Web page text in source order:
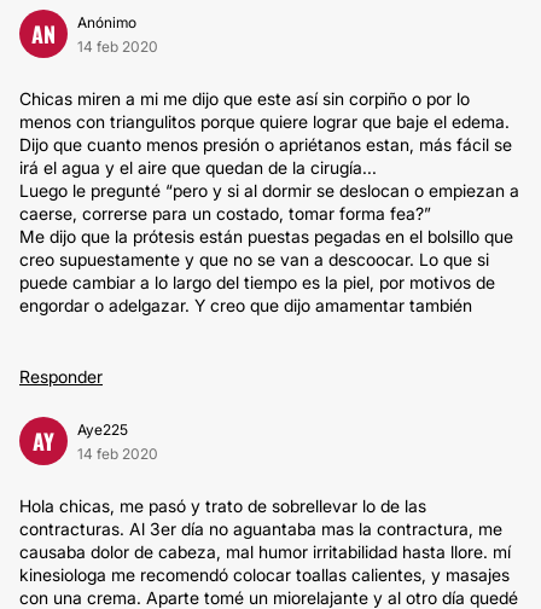
AN
Anónimo
14 feb 2020
Chicas miren a mi me dijo que este así sin corpiño o por lo
menos con triangulitos porque quiere lograr que baje el edema.
Dijo que cuanto menos presión o apriétanos estan, más fácil se
irá el agua y el aire que quedan de la cirugía...
Luego le pregunté “pero y si al dormir se deslocan o empiezan a
caerse, correrse para un costado, tomar forma fea?”
Me dijo que la prótesis están puestas pegadas en el bolsillo que
creo supuestamente y que no se van a descoocar. Lo que si
puede cambiar a lo largo del tiempo es la piel, por motivos de
engordar o adelgazar. Y creo que dijo amamentar también
Responder
AY
Aye225
14 feb 2020
Hola chicas, me pasó y trato de sobrellevar lo de las
contracturas. Al 3er día no aguantaba mas la contractura, me
causaba dolor de cabeza, mal humor irritabilidad hasta llore. mí
kinesiologa me recomendó colocar toallas calientes, y masajes
con una crema. Aparte tomé un miorelajante y al otro día quedé